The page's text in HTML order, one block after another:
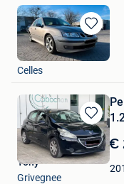
Bewaren
in
Mijn
maligo tony
Celles
Bewaren
in
Mijn
Favorieten
€
Tony
Grivegnee